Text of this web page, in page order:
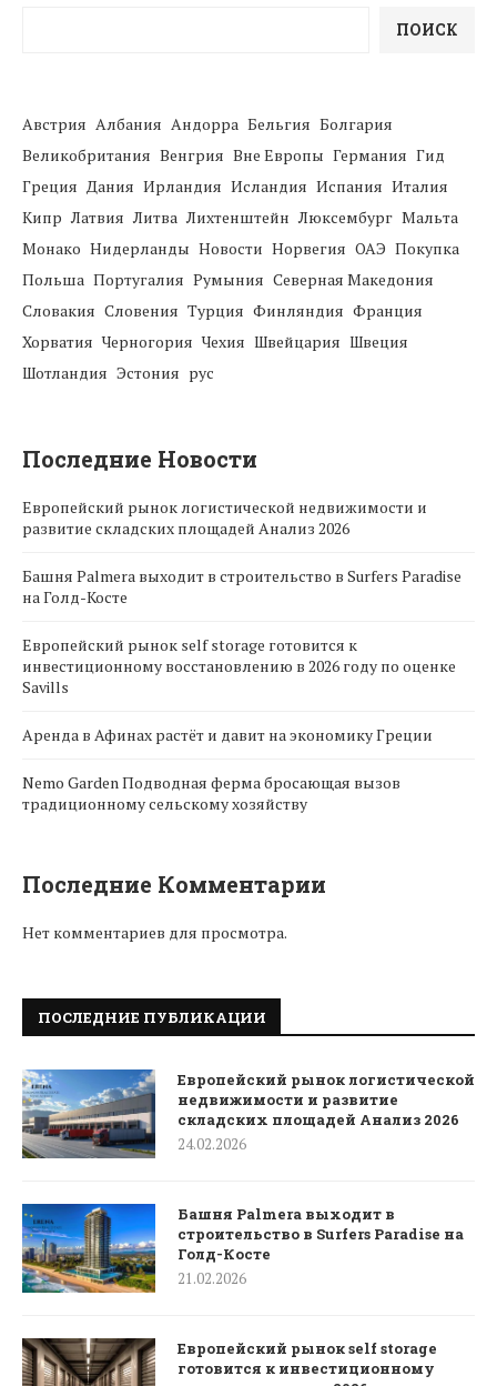
ПОИСК
Австрия Албания Андорра Бельгия Болгария
Великобритания Венгрия Вне Европы Германия Гид
Греция Дания Ирландия Исландия Испания Италия
Кипр Латвия Литва Лихтенштейн Люксембург Мальта
Монако Нидерланды Новости Норвегия ОАЭ Покупка
Польша Португалия Румыния Северная Македония
Словакия Словения Турция Финляндия Франция
Хорватия Черногория Чехия Швейцария Швеция
Шотландия Эстония рус
Последние Новости
Европейский рынок логистической недвижимости и
развитие складских площадей Анализ 2026
Башня Palmera выходит в строительство в Surfers Paradise
на Голд-Косте
Европейский рынок self storage готовится к
инвестиционному восстановлению в 2026 году по оценке
Savills
Аренда в Афинах растёт и давит на экономику Греции
Nemo Garden Подводная ферма бросающая вызов
традиционному сельскому хозяйству
Последние Комментарии
Нет комментариев для просмотра.
ПОСЛЕДНИЕ ПУБЛИКАЦИИ
Европейский рынок логистической
недвижимости и развитие
складских площадей Анализ 2026
24.02.2026
Башня Palmera выходит в
строительство в Surfers Paradise на
Голд-Косте
21.02.2026
Европейский рынок self storage
готовится к инвестиционному